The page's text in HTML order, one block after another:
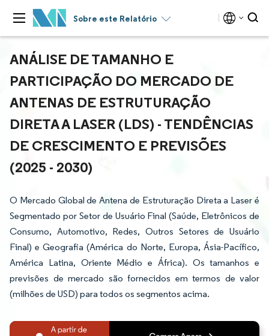
Sobre este Relatório
ANÁLISE DE TAMANHO E
PARTICIPAÇÃO DO MERCADO DE
ANTENAS DE ESTRUTURAÇÃO
DIRETA A LASER (LDS) - TENDÊNCIAS
DE CRESCIMENTO E PREVISÕES
(2025 - 2030)
O Mercado Global de Antena de Estruturação Direta a Laser é
Segmentado por Setor de Usuário Final (Saúde, Eletrônicos de
Consumo, Automotivo, Redes, Outros Setores de Usuário
Final) e Geografia (América do Norte, Europa, Ásia-Pacífico,
América Latina, Oriente Médio e África). Os tamanhos e
previsões de mercado são fornecidos em termos de valor
(milhões de USD) para todos os segmentos acima.